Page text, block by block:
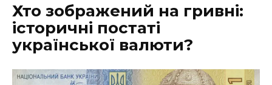
Хто зображений на гривні:
історичні постаті
української валюти?